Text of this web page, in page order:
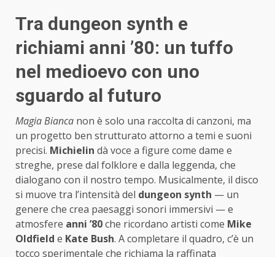
Tra dungeon synth e
richiami anni ’80: un tuffo
nel medioevo con uno
sguardo al futuro
Magia Bianca non è solo una raccolta di canzoni, ma
un progetto ben strutturato attorno a temi e suoni
precisi. Michielin dà voce a figure come dame e
streghe, prese dal folklore e dalla leggenda, che
dialogano con il nostro tempo. Musicalmente, il disco
si muove tra l’intensità del dungeon synth — un
genere che crea paesaggi sonori immersivi — e
atmosfere anni ’80che ricordano artisti come Mike
Oldfield e Kate Bush. A completare il quadro, c’è un
tocco sperimentale che richiama la raffinata